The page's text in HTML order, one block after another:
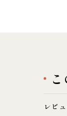
レビ